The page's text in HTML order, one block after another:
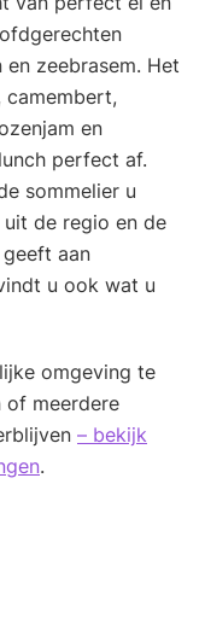
zeebrasem. Het
camembert,
en
perfect af.
sommelier u
de regio en de
aan
u ook wat u
omgeving te
of meerdere
– bekijk
.